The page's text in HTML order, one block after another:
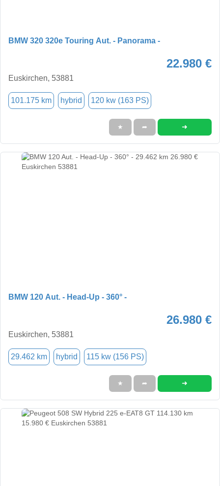
BMW 320 320e Touring Aut. - Panorama -
22.980 €
Euskirchen, 53881
101.175 km hybrid 120 kw (163 PS)
★ ➦ ➜
BMW 120 Aut. - Head-Up - 360° -
26.980 €
Euskirchen, 53881
29.462 km hybrid 115 kw (156 PS)
★ ➦ ➜